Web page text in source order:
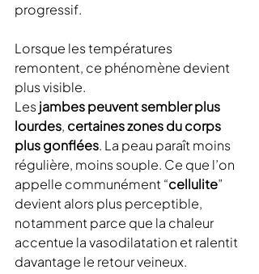
progressif.
Lorsque les températures
remontent, ce phénomène devient
plus visible.
Les jambes peuvent sembler plus
lourdes, certaines zones du corps
plus gonflées. La peau paraît moins
régulière, moins souple. Ce que l’on
appelle communément “cellulite”
devient alors plus perceptible,
notamment parce que la chaleur
accentue la vasodilatation et ralentit
davantage le retour veineux.